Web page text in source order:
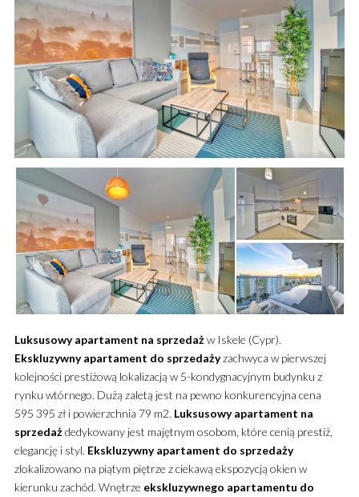
Luksusowy apartament na sprzedażw Iskele (Cypr).
Ekskluzywny apartament do sprzedażyzachwyca w pierwszej
kolejności prestiżową lokalizacją w 5-kondygnacyjnym budynku z
rynku wtórnego. Dużą zaletą jest na pewno konkurencyjna cena
595 395 zł i powierzchnia 79 m2. Luksusowy apartament na
sprzedażdedykowany jest majętnym osobom, które cenią prestiż,
elegancję i styl. Ekskluzywny apartament do sprzedaży
zlokalizowano na piątym piętrze z ciekawą ekspozycją okien w
kierunku zachód. Wnętrze ekskluzywnego apartamentu do